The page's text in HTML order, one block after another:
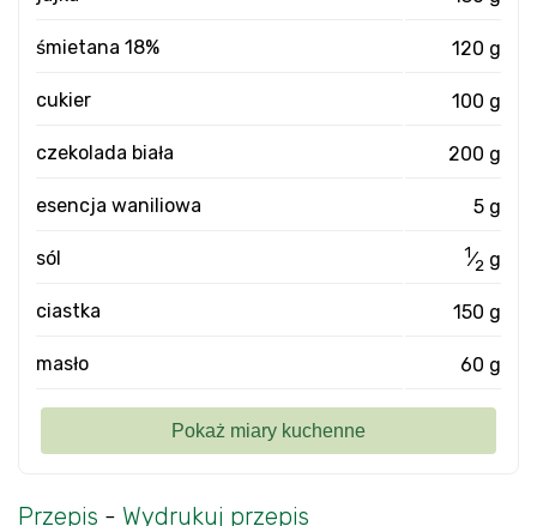
Przepis - Wydrukuj przepis
śmietana 18% 120 g
cukier 100 g
czekolada biała 200 g
esencja waniliowa 5 g
sól 1⁄2 g
ciastka 150 g
masło 60 g